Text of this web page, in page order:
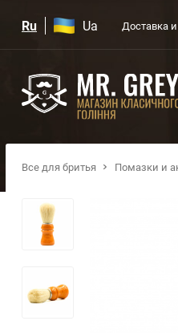
Ru Ua Доставка
Все для бритья Помазки и